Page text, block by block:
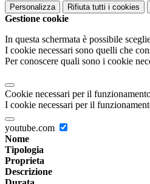
Personalizza Rifiuta tutti i cookies
Gestione cookie
In questa schermata è possibile
I cookie necessari sono quelli che
Per conoscere quali sono i cookie
Cookie necessari per il
I cookie necessari per il
youtube.com
Nome
Tipologia
Proprieta
Descrizione